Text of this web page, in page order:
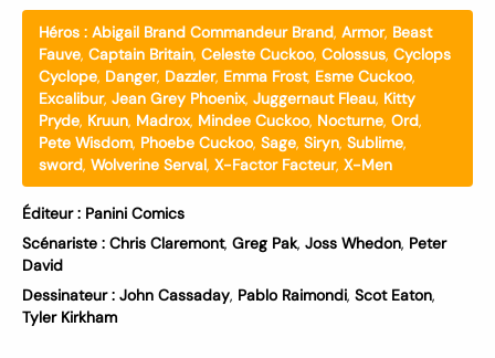
Héros : Abigail Brand Commandeur Brand, Armor, Beast
Fauve, Captain Britain, Celeste Cuckoo, Colossus, Cyclops
Cyclope, Danger, Dazzler, Emma Frost, Esme Cuckoo,
Excalibur, Jean Grey Phoenix, Juggernaut Fleau, Kitty
Pryde, Kruun, Madrox, Mindee Cuckoo, Nocturne, Ord,
Pete Wisdom, Phoebe Cuckoo, Sage, Siryn, Sublime,
sword, Wolverine Serval, X-Factor Facteur, X-Men
Éditeur : Panini Comics
Scénariste : Chris Claremont, Greg Pak, Joss Whedon, Peter
David
Dessinateur : John Cassaday, Pablo Raimondi, Scot Eaton,
Tyler Kirkham